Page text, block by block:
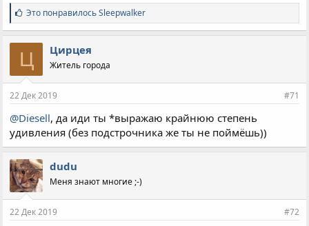
С
и
м
п
а
т
и
:
Это понравилосьSleepwalker
Ц Цирцея
Житель города
22 Дек 2019 #71
@Diesell, да иди ты *выражаю крайнюю степень
удивления (без подстрочника же ты не поймёшь))
dudu
Меня знают многие ;-)
22 Дек 2019 #72